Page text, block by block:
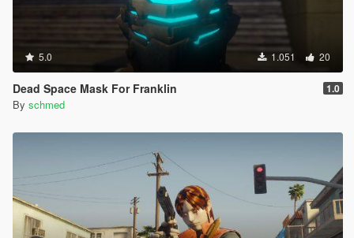
5.0 1.051 20
Dead Space Mask For Franklin 1.0
By schmed